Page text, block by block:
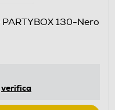
130-Nero
verifica